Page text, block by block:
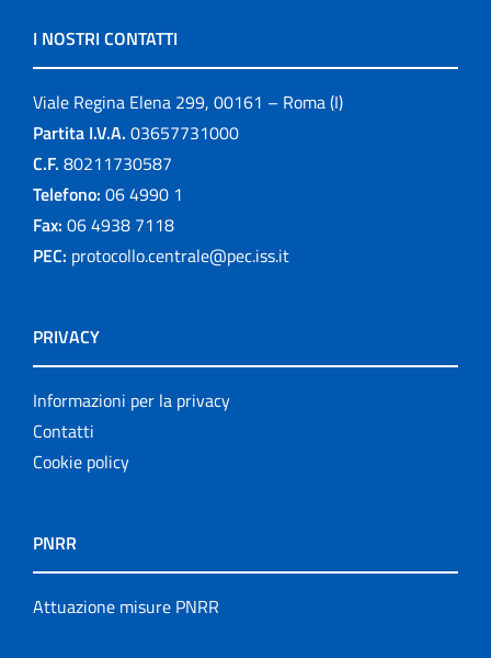
I NOSTRI CONTATTI
Viale Regina Elena 299, 00161 – Roma (I)
Partita I.V.A. 03657731000
C.F. 80211730587
Telefono: 06 4990 1
Fax: 06 4938 7118
PEC: protocollo.centrale@pec.iss.it
PRIVACY
Informazioni per la privacy
Contatti
Cookie policy
PNRR
Attuazione misure PNRR